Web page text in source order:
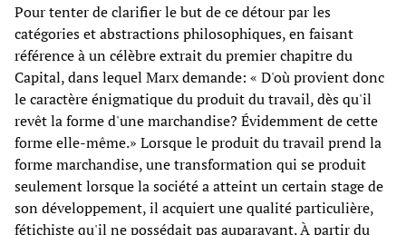
Pour tenter de clarifier le but de ce détour par les
catégories et abstractions philosophiques, en faisant
référence à un célèbre extrait du premier chapitre du
Capital, dans lequel Marx demande: « D'où provient donc
le caractère énigmatique du produit du travail, dès qu'il
revêt la forme d'une marchandise? Évidemment de cette
forme elle-même.» Lorsque le produit du travail prend la
forme marchandise, une transformation qui se produit
seulement lorsque la société a atteint un certain stage de
son développement, il acquiert une qualité particulière,
fétichiste qu'il ne possédait pas auparavant. À partir du